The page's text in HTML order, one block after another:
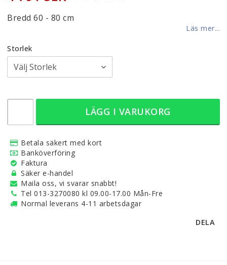
Bredd 60 - 80 cm
Läs mer...
Storlek
LÄGG I VARUKORG
Betala säkert med kort
Banköverföring
Faktura
Säker e-handel
Maila oss, vi svarar snabbt!
Tel 013-3270080 kl 09.00-17.00 Mån-Fre
Normal leverans 4-11 arbetsdagar
DELA